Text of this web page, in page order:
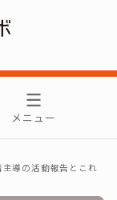
メニュー
主導の活動報告とこれ